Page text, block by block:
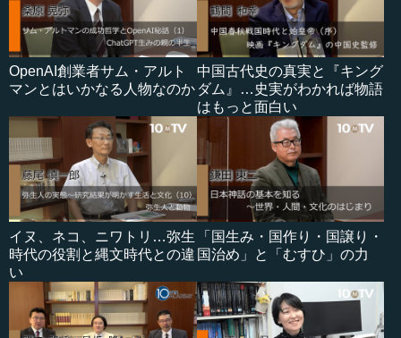
OpenAI創業者サム・アルト
マンとはいかなる人物なのか
中国古代史の真実と『キング
ダム』…史実がわかれば物語
はもっと面白い
イヌ、ネコ、ニワトリ…弥生
時代の役割と縄文時代との違
い
「国生み・国作り・国譲り・
国治め」と「むすひ」の力